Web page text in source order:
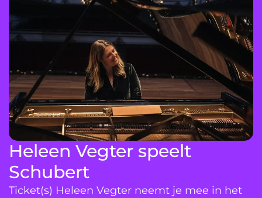
Heleen Vegter speelt
Schubert
Ticket(s) Heleen Vegter neemt je mee in het